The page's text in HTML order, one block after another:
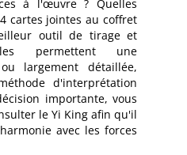
à l'œuvre ? Quelles
cartes jointes au coffret
outil de tirage et
permettent une
largement détaillée,
d'interprétation
importante, vous
le Yi King afin qu'il
avec les forces